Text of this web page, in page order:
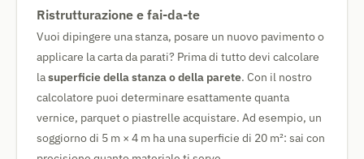
Ristrutturazione e fai-da-te
Vuoi dipingere una stanza, posare un nuovo pavimento o
applicare la carta da parati? Prima di tutto devi calcolare
lasuperficie della stanza o della parete. Con il nostro
calcolatore puoi determinare esattamente quanta
vernice, parquet o piastrelle acquistare. Ad esempio, un
soggiorno di 5 m × 4 m ha una superficie di 20 m²: sai con